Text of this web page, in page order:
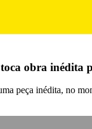
obra inédita
peça inédita, no